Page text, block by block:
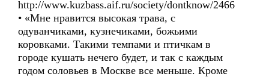
http://www.kuzbass.aif.ru/society/dontknow/2466
• «Мне нравится высокая трава, с
одуванчиками, кузнечиками, божьими
коровками. Такими темпами и птичкам в
городе кушать нечего будет, и так с каждым
годом соловьев в Москве все меньше. Кроме